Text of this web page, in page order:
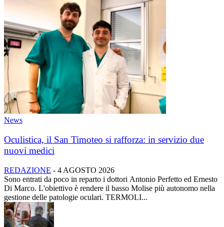
News
Oculistica, il San Timoteo si rafforza: in servizio due
nuovi medici
REDAZIONE - 4 AGOSTO 2026
Sono entrati da poco in reparto i dottori Antonio Perfetto ed Ernesto
Di Marco. L'obiettivo è rendere il basso Molise più autonomo nella
gestione delle patologie oculari. TERMOLI...